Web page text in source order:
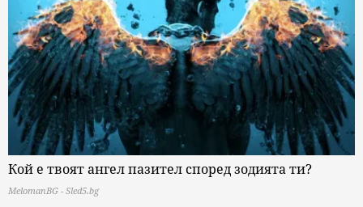
Кой е твоят ангел пазител според зодията ти?
MelomanBG - Sled5.bg